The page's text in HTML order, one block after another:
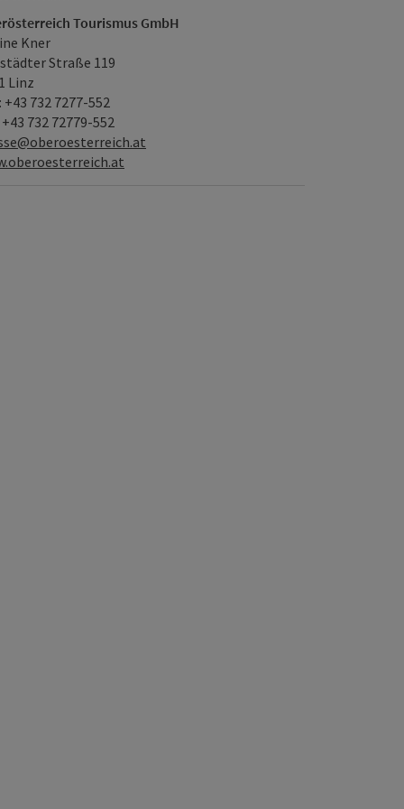
Tourismus GmbH
Kner
Straße 119
Linz
+43 732 7277-552
+43 732 72779-552